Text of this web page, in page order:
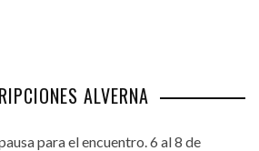
ALVERNA
para el encuentro. 6 al 8 de